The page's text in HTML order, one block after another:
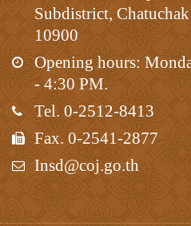
Subdistrict,
10900
Opening hours:
- 4:30 PM.
Tel. 0-2512-8413
Fax. 0-2541-2877
Insd@coj.go.th